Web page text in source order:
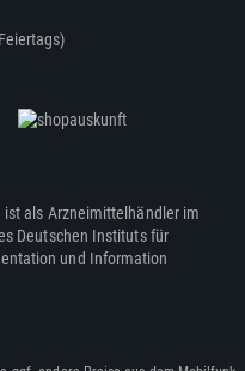
ist als Arzneimittelhändler im
Deutschen Instituts für
und Information